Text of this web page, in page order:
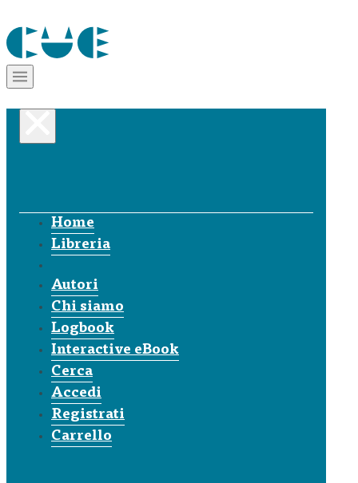
Home
Libreria
Autori
Chi siamo
Logbook
Interactive eBook
Cerca
Accedi
Registrati
Carrello